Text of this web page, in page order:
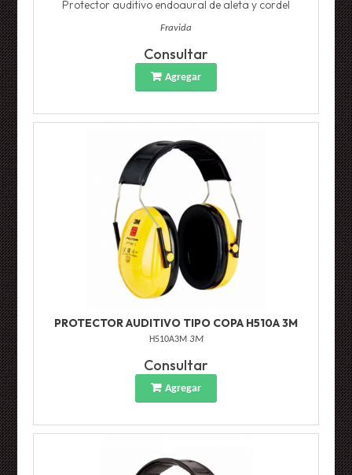
Protector auditivo endoaural de aleta y cordel
Fravida
Consultar
Agregar
PROTECTOR AUDITIVO TIPO COPA H510A 3M
H510A3M 3M
Consultar
Agregar